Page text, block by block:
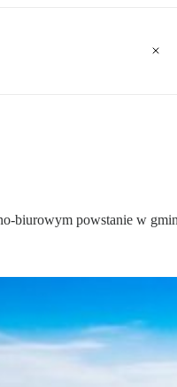
biurowym powstanie w